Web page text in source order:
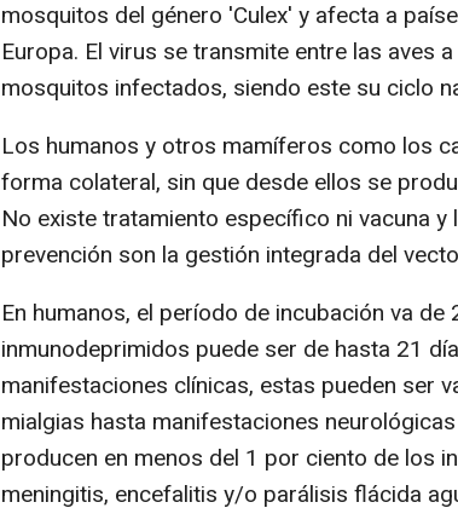
mosquitos del género 'Culex' y afecta a
Europa. El virus se transmite entre las aves
mosquitos infectados, siendo este su ciclo
Los humanos y otros mamíferos como los
forma colateral, sin que desde ellos se
No existe tratamiento específico ni vacuna
prevención son la gestión integrada del
En humanos, el período de incubación va de
inmunodeprimidos puede ser de hasta 21
manifestaciones clínicas, estas pueden ser
mialgias hasta manifestaciones
producen en menos del 1 por ciento de los
meningitis, encefalitis y/o parálisis flácida